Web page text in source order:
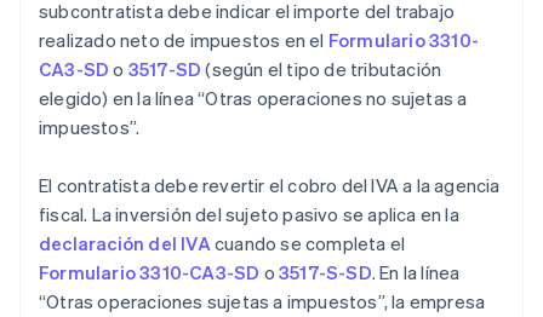
subcontratista debe indicar el importe del trabajo
realizado neto de impuestos en el Formulario 3310-
CA3-SD o 3517-SD (según el tipo de tributación
elegido) en la línea “Otras operaciones no sujetas a
impuestos”.
El contratista debe revertir el cobro del IVA a la agencia
fiscal. La inversión del sujeto pasivo se aplica en la
declaración del IVAcuando se completa el
Formulario 3310-CA3-SD o3517-S-SD. En la línea
“Otras operaciones sujetas a impuestos”, la empresa